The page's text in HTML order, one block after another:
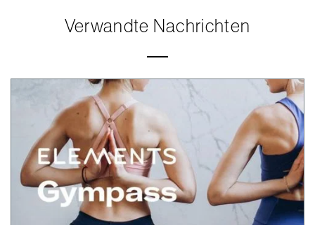
Verwandte Nachrichten